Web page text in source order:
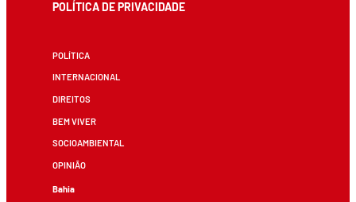
POLÍTICA DE PRIVACIDADE
POLÍTICA
INTERNACIONAL
DIREITOS
BEM VIVER
SOCIOAMBIENTAL
OPINIÃO
Bahia